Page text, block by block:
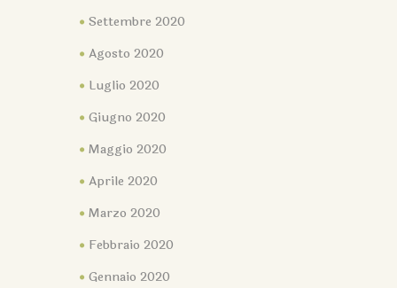
Settembre 2020
Agosto 2020
Luglio 2020
Giugno 2020
Maggio 2020
Aprile 2020
Marzo 2020
Febbraio 2020
Gennaio 2020